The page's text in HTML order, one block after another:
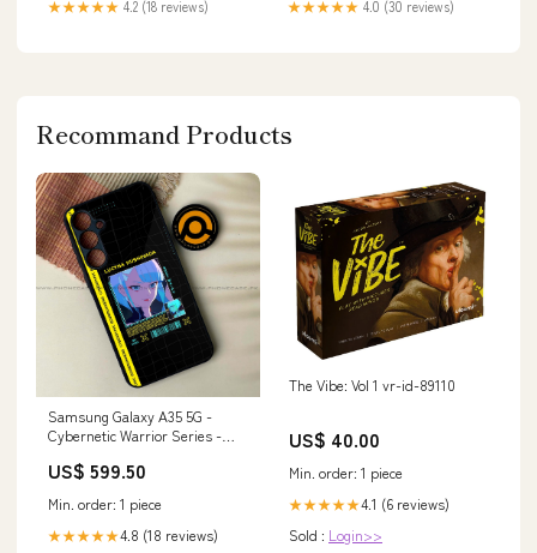
und sie – Aufdruck „I Love You
★★★★★ 4.2 (18 reviews)
Pferdeliebhaber – Im Ernst,
★★★★★ 4.0 (30 reviews)
Recommand Products
Samsung Galaxy A35 5G -
Cybernetic Warrior Series -
Bumper shock Proof Case
US$ 599.50
Min. order: 1 piece
★★★★★4.8 (18 reviews)
The Vibe: Vol 1 vr-id-89110
US$ 40.00
Min. order: 1 piece
★★★★★4.1 (6 reviews)
Sold : Login>>